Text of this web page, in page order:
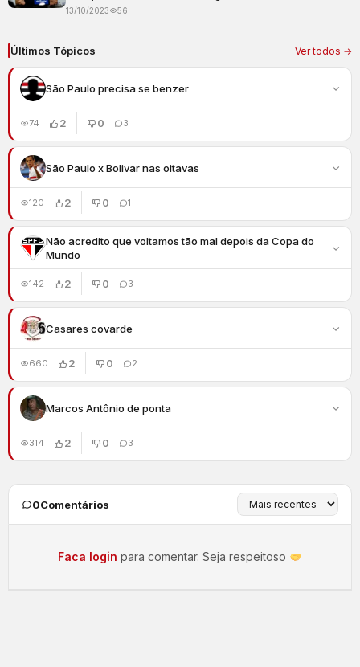
13/10/2023 56
Últimos Tópicos Ver todos →
São Paulo precisa se benzer
74 2 0 3
São Paulo x Bolivar nas oitavas
120 2 0 1
Não acredito que voltamos tão mal depois da Copa do
Mundo
142 2 0 3
Casares covarde
660 2 0 2
Marcos Antônio de ponta
314 2 0 3
0Comentários
Faca login para comentar. Seja respeitoso